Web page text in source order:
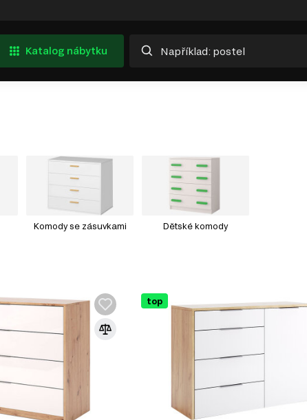
Katalog nábytku
Komody se zásuvkami Dětské komody
top